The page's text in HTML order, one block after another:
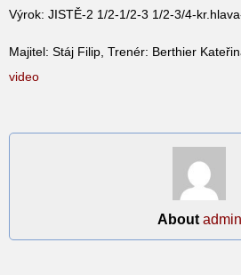
Výrok: JISTĚ-2 1/2-1/2-3 1/2-3/4-
Majitel: Stáj Filip, Trenér: Berthier
video
About admin